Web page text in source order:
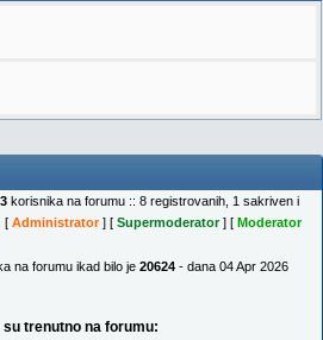
korisnika na forumu :: 8 registrovanih, 1 sakriven i
[ Administrator] [ Supermoderator] [ Moderator
na forumu ikad bilo je 20624 - dana 04 Apr 2026
trenutno na forumu: